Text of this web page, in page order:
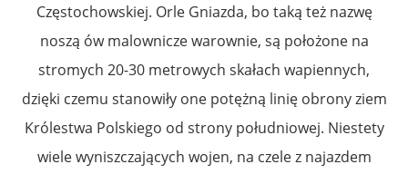
Częstochowskiej. Orle Gniazda, bo taką też nazwę
noszą ów malownicze warownie, są położone na
stromych 20-30 metrowych skałach wapiennych,
dzięki czemu stanowiły one potężną linię obrony ziem
Królestwa Polskiego od strony południowej. Niestety
wiele wyniszczających wojen, na czele z najazdem